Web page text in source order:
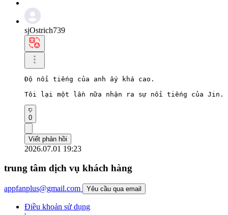
sjOstrich739
Độ nổi tiếng của anh ấy khá cao.
Tôi lại một lần nữa nhận ra sự nổi tiếng của Jin.
0
Viết phản hồi
2026.07.01 19:23
trung tâm dịch vụ khách hàng
appfanplus@gmail.com Yêu cầu qua email
Điều khoản sử dụng